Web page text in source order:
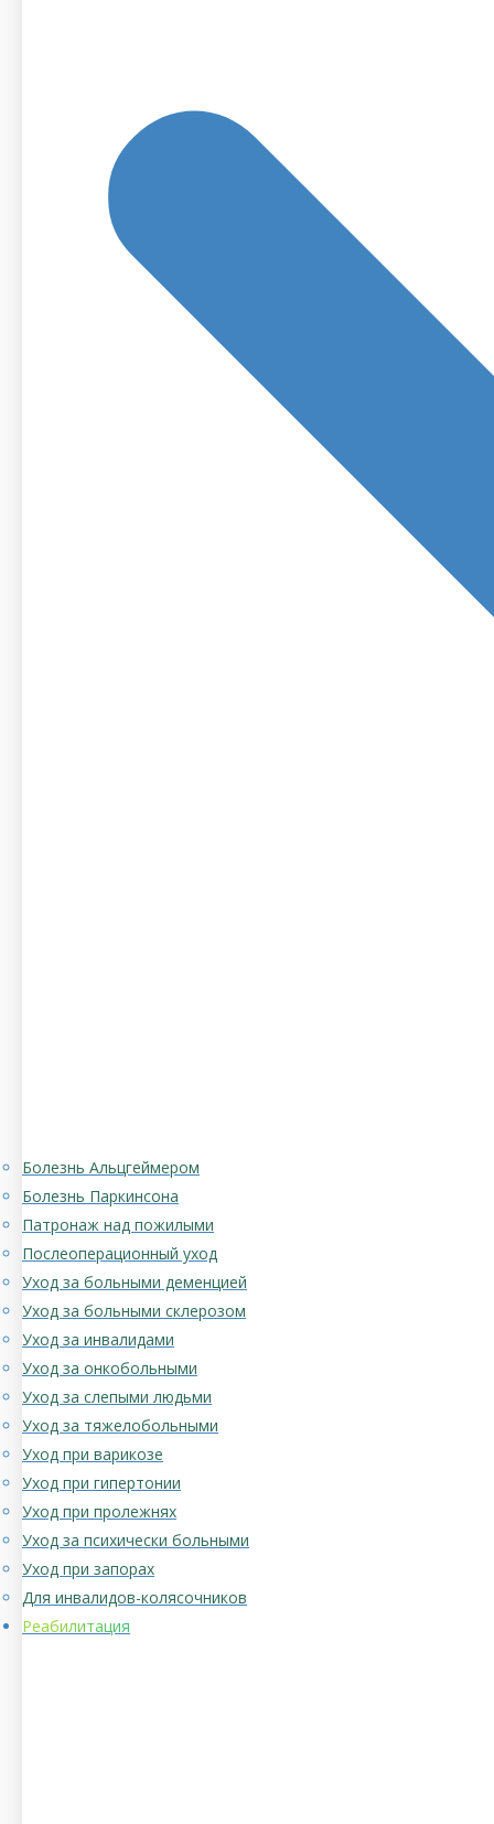
Болезнь Альцгеймером
Болезнь Паркинсона
Патронаж над пожилыми
Послеоперационный уход
Уход за больными деменцией
Уход за больными склерозом
Уход за инвалидами
Уход за онкобольными
Уход за слепыми людьми
Уход за тяжелобольными
Уход при варикозе
Уход при гипертонии
Уход при пролежнях
Уход за психически больными
Уход при запорах
Для инвалидов-колясочников
Реабилитация